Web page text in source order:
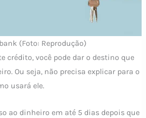
(Foto: Reprodução)
crédito, você pode dar o destino que
Ou seja, não precisa explicar para o
usará ele.
ao dinheiro em até 5 dias depois que